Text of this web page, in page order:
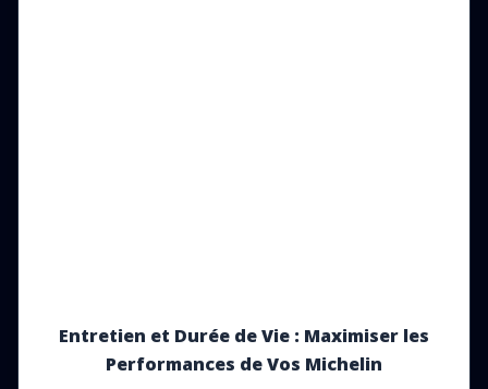
Entretien et Durée de Vie : Maximiser les
Performances de Vos Michelin